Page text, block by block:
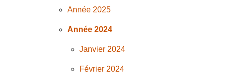
Année 2025
Année 2024
Janvier 2024
Février 2024